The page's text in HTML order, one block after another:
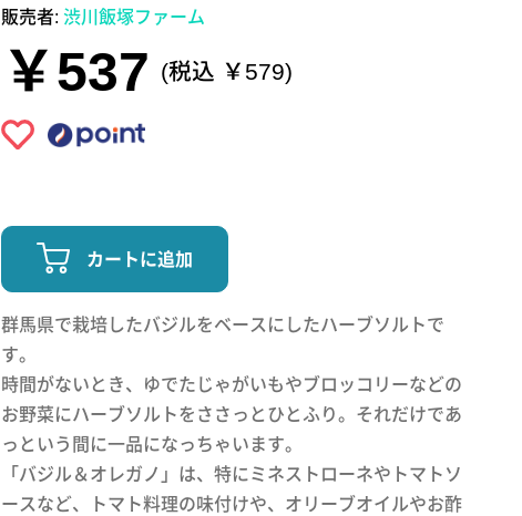
販売者: 渋川飯塚ファーム
￥537 (税込 ￥579)
カートに追加
群馬県で栽培したバジルをベースにしたハーブソルトで
す。
時間がないとき、ゆでたじゃがいもやブロッコリーなどの
お野菜にハーブソルトをささっとひとふり。それだけであ
っという間に一品になっちゃいます。
「バジル＆オレガノ」は、特にミネストローネやトマトソ
ースなど、トマト料理の味付けや、オリーブオイルやお酢